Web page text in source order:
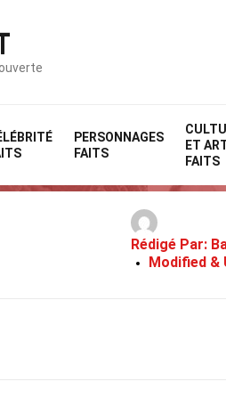
PERSONNAGES
FAITS
ET
FAITS
Rédigé Par:
Modified &